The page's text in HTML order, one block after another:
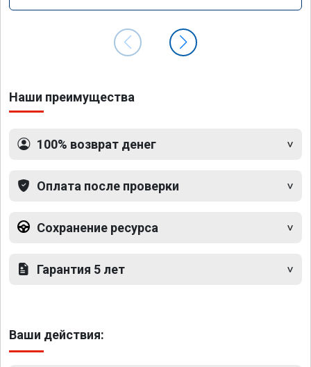
Наши преимущества
100% возврат денег
Оплата после проверки
Сохранение ресурса
Гарантия 5 лет
Ваши действия: